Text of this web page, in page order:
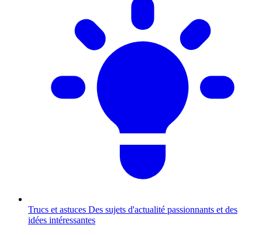
Trucs et astuces Des sujets d'actualité passionnants et des
idées intéressantes